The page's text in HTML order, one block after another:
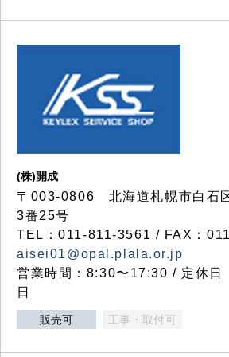
(株)開成
〒003-0806 北海道札幌市白石
3番25号
TEL：011-811-3561 / FAX：
aisei01@opal.plala.or.jp
営業時間：8:30〜17:30 / 定休日
日
販売可 工事・取付可